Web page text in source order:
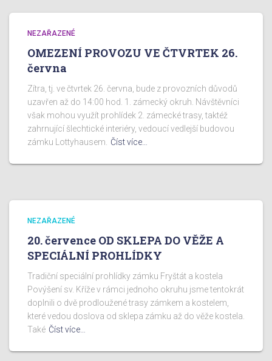
NEZAŘAZENÉ
OMEZENÍ PROVOZU VE ČTVRTEK 26.
června
Zítra, tj. ve čtvrtek 26. června, bude z provozních důvodů
uzavřen až do 14:00 hod. 1. zámecký okruh. Návštěvníci
však mohou využít prohlídek 2. zámecké trasy, taktéž
zahrnující šlechtické interiéry, vedoucí vedlejší budovou
zámku Lottyhausem.
Číst více…
NEZAŘAZENÉ
20. července OD SKLEPA DO VĚŽE A
SPECIÁLNÍ PROHLÍDKY
Tradiční speciální prohlídky zámku Fryštát a kostela
Povýšení sv. Kříže v rámci jednoho okruhu jsme tentokrát
doplnili o dvě prodloužené trasy zámkem a kostelem,
které vedou doslova od sklepa zámku až do věže kostela.
Také Číst více…